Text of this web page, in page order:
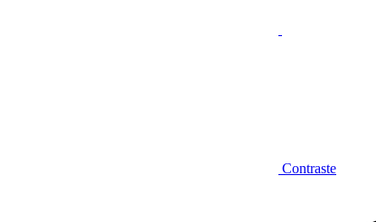
Contraste